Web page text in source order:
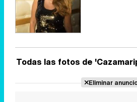
Todas las fotos de
Eliminar